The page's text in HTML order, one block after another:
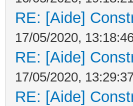
RE: [Aide]
17/05/2020,
RE: [Aide]
17/05/2020,
RE: [Aide]